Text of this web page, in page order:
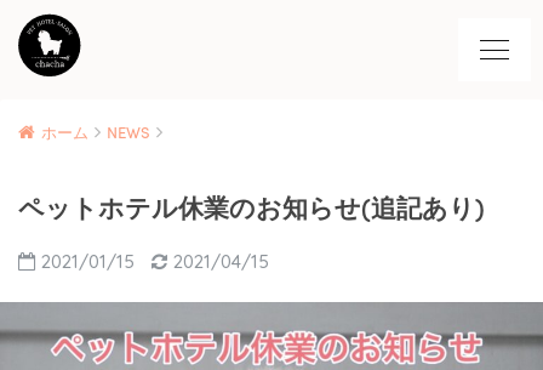
ホーム NEWS
ペットホテル休業のお知らせ(追記あり)
2021/01/15 2021/04/15